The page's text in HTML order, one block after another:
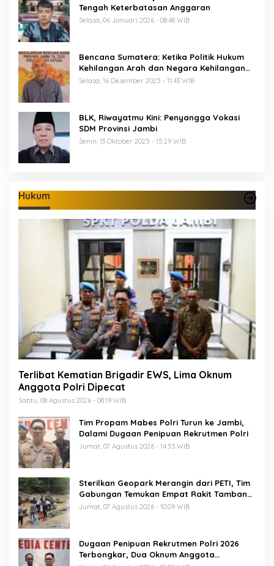
Tengah Keterbatasan Anggaran
Selasa, 06 Januari 2026 - 08:48 WIB
Bencana Sumatera: Ketika Politik Hukum
Kehilangan Arah dan Negara Kehilangan
Keberanian
Selasa, 16 Desember 2025 - 11:43 WIB
BLK, Riwayatmu Kini: Penyangga Vokasi
SDM Provinsi Jambi
Senin, 13 Oktober 2025 - 15:29 WIB
Hukum
Terlibat Kematian Brigadir EWS, Lima Oknum
Anggota Polri Dipecat
Sabtu, 08 Agustus 2026 - 08:19 WIB
Tim Propam Mabes Polri Turun ke Jambi,
Dalami Dugaan Penipuan Rekrutmen Polri
Jumat, 07 Agustus 2026 - 14:53 WIB
Sterilkan Geopark Merangin dari PETI, Tim
Gabungan Temukan Empat Rakit Tambang
Ilegal
Jumat, 07 Agustus 2026 - 10:09 WIB
Dugaan Penipuan Rekrutmen Polri 2026
Terbongkar, Dua Oknum Anggota